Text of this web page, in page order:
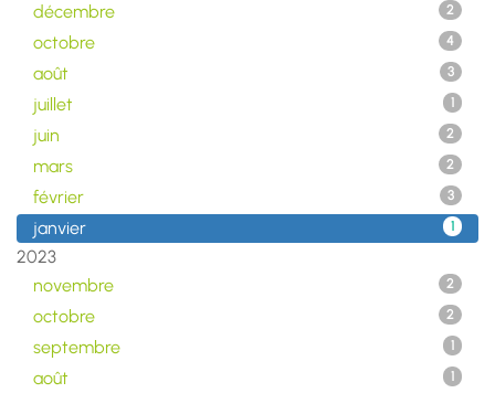
décembre
2
octobre 4
août 3
juillet 1
juin 2
mars 2
février 3
janvier 1
2023
novembre
2
octobre 2
septembre 1
août 1